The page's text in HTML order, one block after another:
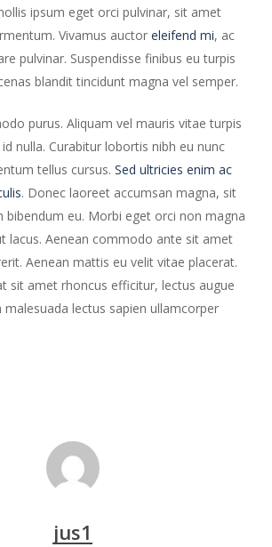
ipsum eget orci pulvinar, sit amet
Vivamus auctor eleifend mi, ac
pulvinar. Suspendisse finibus eu turpis
blandit tincidunt magna vel semper.
purus. Aliquam vel mauris vitae turpis
nulla. Curabitur lobortis nibh eu nunc
tellus cursus. Sed ultricies enim ac
. Donec laoreet accumsan magna, sit
bibendum eu. Morbi eget orci non magna
lacus. Aenean commodo ante sit amet
Aenean mattis eu velit vitae placerat.
sit amet rhoncus efficitur, lectus augue
lectus sapien ullamcorper
jus1